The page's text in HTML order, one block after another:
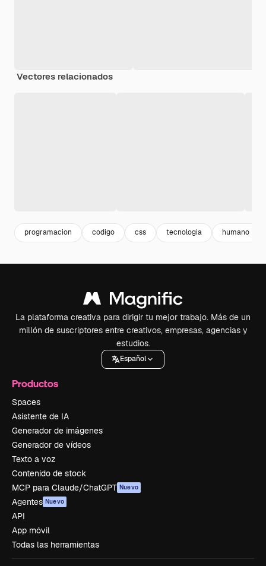
Vectores relacionados
programacion codigo css tecnologia humano
La plataforma creativa para dirigir tu mejor trabajo. Más de un
millón de suscriptores entre creativos, empresas, agencias y
estudios.
Español
Productos
Spaces
Asistente de IA
Generador de imágenes
Generador de vídeos
Texto a voz
Contenido de stock
MCP para Claude/ChatGPT Nuevo
Agentes Nuevo
API
App móvil
Todas las herramientas